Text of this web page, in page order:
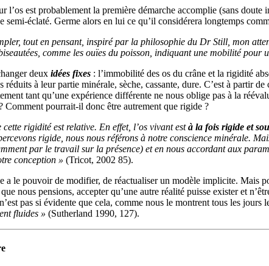
l’os est probablement la première démarche accomplie (sans
semi-éclaté. Germe alors en lui ce qu’il considérera longtemps
tout en pensant, inspiré par la philosophie du Dr Still, mon
comme les ouïes du poisson, indiquant une mobilité pour
deux idées fixes : l’immobilité des os du crâne et la rigidité
réduits à leur partie minérale, sèche, cassante, dure. C’est à partir
tant qu’une expérience différente ne nous oblige pas à la
Comment pourrait-il donc être autrement que rigide ?
rigidité est relative. En effet, l’os vivant està la fois rigide et
rigide, nous nous référons à notre conscience minérale.
par le travail sur la présence) et en nous accordant aux
conception » (Tricot, 2002 85).
a le pouvoir de modifier, de réactualiser un modèle implicite. Mais
nous pensions, accepter qu’une autre réalité puisse exister et
pas si évidente que cela, comme nous le montrent tous les
fluides » (Sutherland 1990, 127).